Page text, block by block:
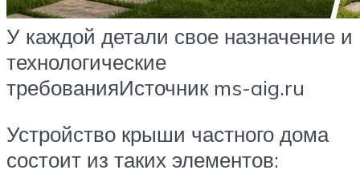
У каждой детали свое назначение и
технологические
требованияИсточник ms-aig.ru
Устройство крыши частного дома
состоит из таких элементов: